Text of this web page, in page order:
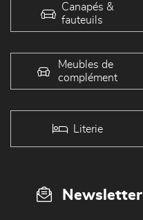
Canapés &
fauteuils
Meubles de
complément
Literie
Newsletter